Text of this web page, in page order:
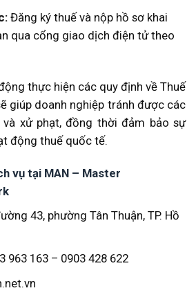
Đăng ký thuế và nộp hồ sơ khai
qua cổng giao dịch điện tử theo
thực hiện các quy định về Thuế
giúp doanh nghiệp tránh được các
xử phạt, đồng thời đảm bảo sự
động thuế quốc tế.
vụ tại MAN – Master
43, phường Tân Thuận, TP. Hồ
963 163 – 0903 428 622